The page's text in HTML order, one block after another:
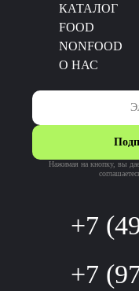
КАТАЛОГ
FOOD
NONFOOD
О НАС
+7
+7
Нажимая на кнопку, вы